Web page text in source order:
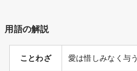
用語の解説
ことわざ 愛は惜しみなく与う